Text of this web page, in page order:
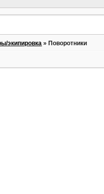
экипировка » Поворотники